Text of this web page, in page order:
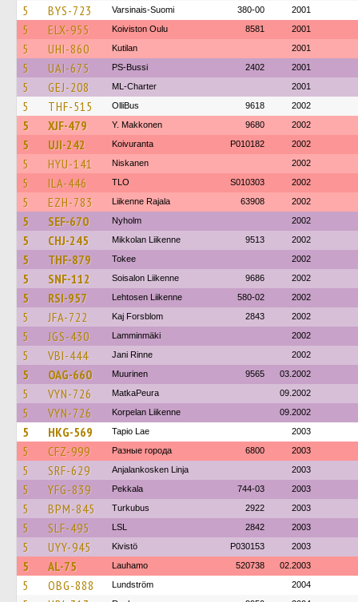
5 BYS-723 Varsinais-Suomi 380-00 2001
5 ELX-955 Koiviston Oulu 8581 2001
5 UHI-860 Kutilan 2001
5 UAI-675 PS-Bussi 2402 2001
5 GEJ-208 ML-Charter 2001
5 THF-515 OlliBus 9618 2002
5 XJF-479 Y. Makkonen 9680 2002
5 UJI-242 Koivuranta P010182 2002
5 HYU-141 Niskanen 2002
5 ILA-446 TLO S010303 2002
5 EZH-783 Liikenne Rajala 63908 2002
5 SEF-670 Nyholm 2002
5 CHJ-245 Mikkolan Liikenne 9513 2002
5 THF-879 Tokee 2002
5 SNF-112 Soisalon Liikenne 9686 2002
5 RSI-957 Lehtosen Liikenne 580-02 2002
5 JFA-722 Kaj Forsblom 2843 2002
5 JGS-430 Lamminmäki 2002
5 VBI-444 Jani Rinne 2002
5 OAG-660 Muurinen 9565 03.2002
5 VYN-726 MatkaPeura 09.2002
5 VYN-726 Korpelan Liikenne 09.2002
5 HKG-569 Tapio Lae 2003
5 CFZ-999 Разные города 6800 2003
5 SRF-629 Anjalankosken Linja 2003
5 YFG-839 Pekkala 744-03 2003
5 BPM-845 Turkubus 2922 2003
5 SLF-495 LSL 2842 2003
5 UYY-945 Kivistö P030153 2003
5 AL-75 Lauhamo 520738 02.2003
5 OBG-888 Lundström 2004